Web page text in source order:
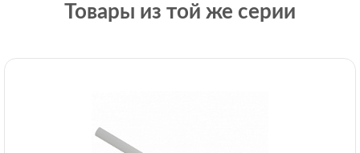
Товары из той же серии